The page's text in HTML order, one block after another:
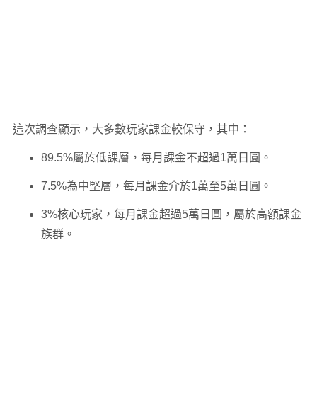
這次調查顯示，大多數玩家課金較保守，其中：
89.5%屬於低課層，每月課金不超過1萬日圓。
7.5%為中堅層，每月課金介於1萬至5萬日圓。
3%核心玩家，每月課金超過5萬日圓，屬於高額課金
族群。